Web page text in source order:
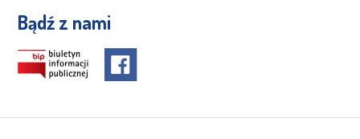
Bądź z nami